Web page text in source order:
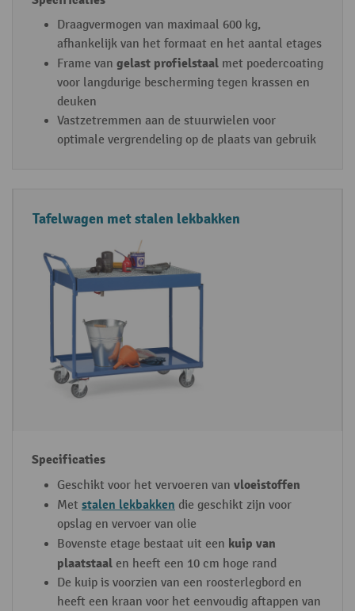
Draagvermogen van maximaal 600 kg,
afhankelijk van het formaat en het aantal etages
Frame van gelast profielstaal met poedercoating
voor langdurige bescherming tegen krassen en
deuken
Vastzetremmen aan de stuurwielen voor
optimale vergrendeling op de plaats van gebruik
Tafelwagen met stalen lekbakken
Geschikt voor het vervoeren van vloeistoffen
Met stalen lekbakken die geschikt zijn voor
opslag en vervoer van olie
Bovenste etage bestaat uit een kuip van
plaatstaal en heeft een 10 cm hoge rand
De kuip is voorzien van een roosterlegbord en
heeft een kraan voor het eenvoudig aftappen van